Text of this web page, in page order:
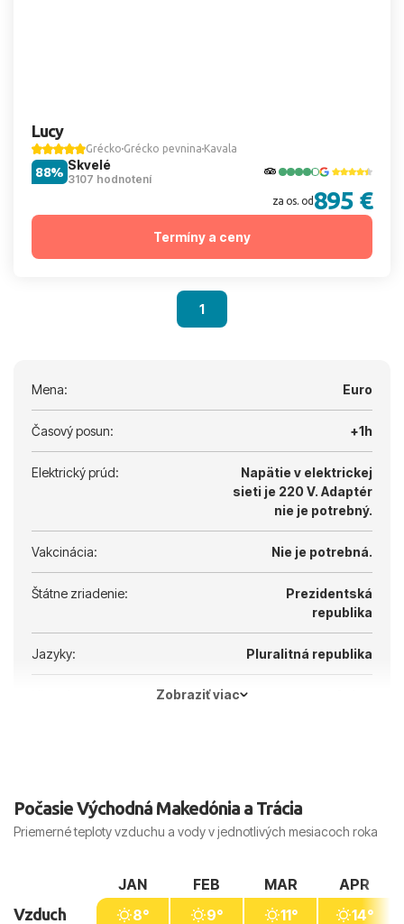
Lucy
Grécko Grécko pevnina Kavala
Skvelé
3107 hodnotení
88%
za os. od 895 €
Termíny a ceny
1
Mena: Euro
Časový posun: +1h
Elektrický prúd:
Napätie v elektrickej
sieti je 220 V. Adaptér
nie je potrebný.
Vakcinácia: Nie je potrebná.
Štátne zriadenie:
Prezidentská
republika
Jazyky: Pluralitná republika
Zobraziť viac
Počasie Východná Makedónia a Trácia
Priemerné teploty vzduchu a vody v jednotlivých mesiacoch roka
Vzduch
JAN
8°
FEB
9°
MAR
11°
APR
14°